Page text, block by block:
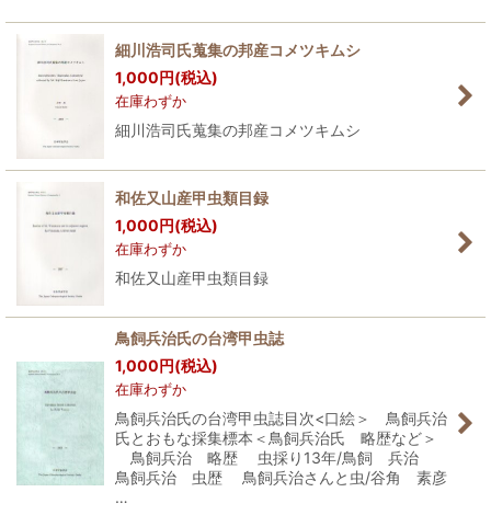
細川浩司氏蒐集の邦産コメツキムシ
1,000円(税込)
在庫わずか
細川浩司氏蒐集の邦産コメツキムシ
和佐又山産甲虫類目録
1,000円(税込)
在庫わずか
和佐又山産甲虫類目録
鳥飼兵治氏の台湾甲虫誌
1,000円(税込)
在庫わずか
鳥飼兵治氏の台湾甲虫誌目次<口絵＞ 鳥飼兵治
氏とおもな採集標本＜鳥飼兵治氏 略歴など＞
鳥飼兵治 略歴 虫採り13年/鳥飼 兵治
鳥飼兵治 虫歴 鳥飼兵治さんと虫/谷角 素彦
…